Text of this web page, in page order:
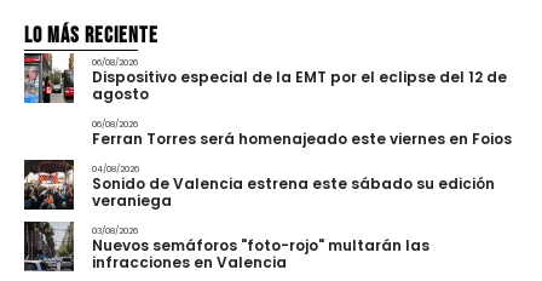
Lo más Reciente
06/08/2026
Dispositivo especial de la EMT por el eclipse del 12 de
agosto
06/08/2026
Ferran Torres será homenajeado este viernes en Foios
04/08/2026
Sonido de Valencia estrena este sábado su edición
veraniega
03/08/2026
Nuevos semáforos "foto-rojo" multarán las
infracciones en Valencia